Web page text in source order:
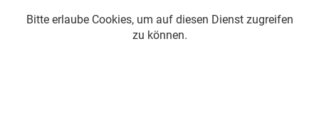
Bitte erlaube Cookies, um auf diesen Dienst zugreifen
zu können.